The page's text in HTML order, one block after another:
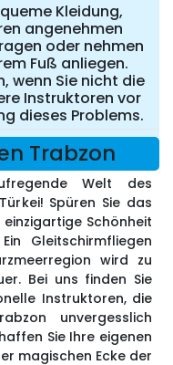
Kleidung,
angenehmen
oder nehmen
Fuß anliegen.
wenn Sie nicht die
Instruktoren vor
dieses Problems.
Trabzon
Welt des
Spüren Sie das
Schönheit
Gleitschirmfliegen
wird zu
Bei uns finden Sie
Instruktoren, die
unvergesslich
Sie Ihre eigenen
magischen Ecke der